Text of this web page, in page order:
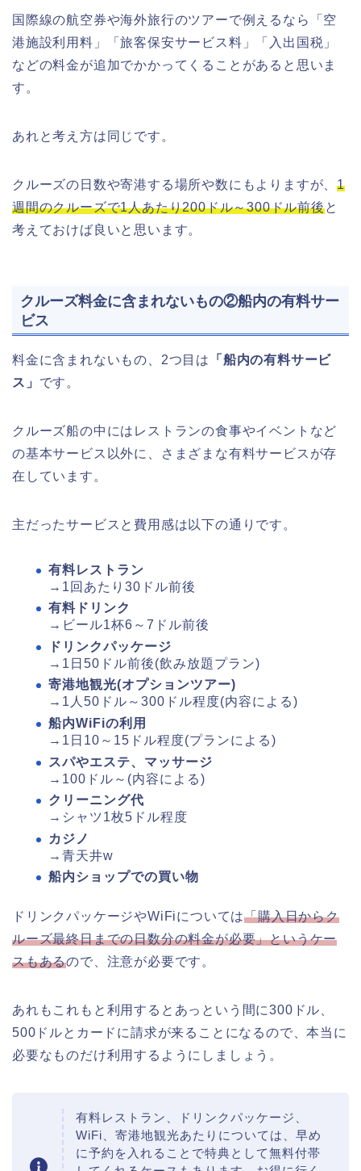
国際線の航空券や海外旅行のツアーで例えるなら「空
港施設利用料」「旅客保安サービス料」「入出国税」
などの料金が追加でかかってくることがあると思いま
す。
あれと考え方は同じです。
クルーズの日数や寄港する場所や数にもよりますが、1
週間のクルーズで1人あたり200ドル～300ドル前後と
考えておけば良いと思います。
クルーズ料金に含まれないもの②船内の有料サー
ビス
料金に含まれないもの、2つ目は
「船内の有料サービ
ス」 です。
クルーズ船の中にはレストランの食事やイベントなど
の基本サービス以外に、さまざまな有料サービスが存
在しています。
主だったサービスと費用感は以下の通りです。
有料レストラン
→1回あたり30ドル前後
有料ドリンク
→ビール1杯6～7ドル前後
ドリンクパッケージ
→1日50ドル前後(飲み放題プラン)
寄港地観光(オプションツアー)
→1人50ドル～300ドル程度(内容による)
船内WiFiの利用
→1日10～15ドル程度(プランによる)
スパやエステ、マッサージ
→100ドル～(内容による)
クリーニング代
→シャツ1枚5ドル程度
カジノ
→青天井w
船内ショップでの買い物
ドリンクパッケージやWiFiについては「購入日からク
ルーズ最終日までの日数分の料金が必要」というケー
スもあるので、注意が必要です。
あれもこれもと利用するとあっという間に300ドル、
500ドルとカードに請求が来ることになるので、本当に
必要なものだけ利用するようにしましょう。
有料レストラン、ドリンクパッケージ、
WiFi、寄港地観光あたりについては、早め
に予約を入れることで特典として無料付帯